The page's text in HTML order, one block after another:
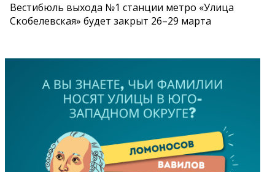
Вестибюль выхода №1 станции метро «Улица
Скобелевская» будет закрыт 26–29 марта